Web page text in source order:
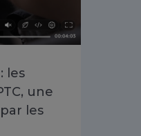
les
une
les